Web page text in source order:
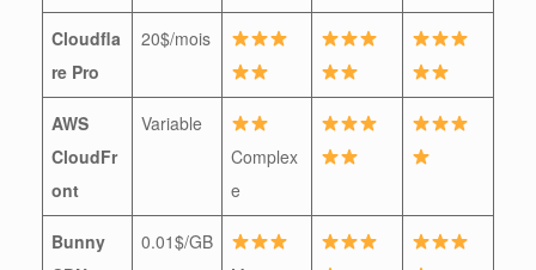
Cloudfla
re Pro
20$/mois
AWS
CloudFr
ont
Variable
Complex
e
Bunny
0.01$/GB